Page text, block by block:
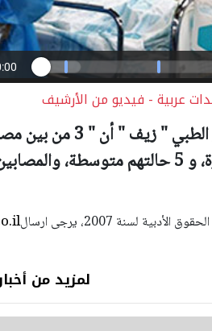
عربية - فيديو من الأرشيف
وأوضح المتحدث بلسان
حرجة، و4 آخرين حالتهم خطيرة، و 5 حالتهم
استعمال المضامين بموجب بند 27 أ لقانون الحقوق الأدبية لسنة 2007، يرجى ارسال
لمزيد من